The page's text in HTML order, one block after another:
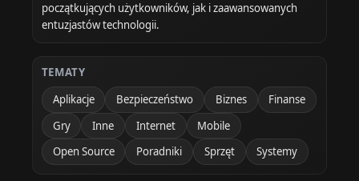
początkujących użytkowników, jak i zaawansowanych
entuzjastów technologii.
TEMATY
Aplikacje
Bezpieczeństwo Biznes
Finanse
Gry
Inne Internet
Mobile
Open Source
Poradniki Sprzęt Systemy